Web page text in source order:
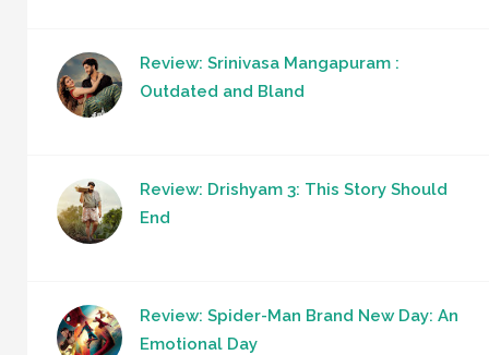
Review: Srinivasa Mangapuram :
Outdated and Bland
Review: Drishyam 3: This Story Should
End
Review: Spider-Man Brand New Day: An
Emotional Day